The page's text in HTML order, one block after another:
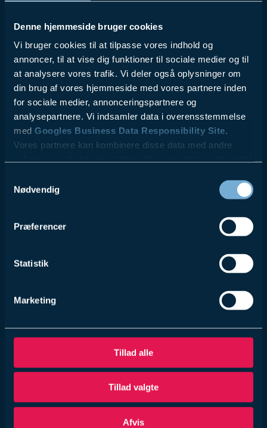
Denne hjemmeside bruger cookies
Vi bruger cookies til at tilpasse vores indhold og
annoncer, til at vise dig funktioner til sociale medier og til
at analysere vores trafik. Vi deler også oplysninger om
din brug af vores hjemmeside med vores partnere inden
for sociale medier, annonceringspartnere og
analysepartnere. Vi indsamler data i overensstemmelse
med Googles Business Data Responsibility Site.
Vores partnere kan kombinere disse data med andre
Nødvendig
Præferencer
Statistik
Marketing
Tillad alle
Tillad valgte
Afvis